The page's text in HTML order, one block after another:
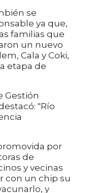
se
ya que,
familias que
un nuevo
Cala y Coki,
etapa de
Gestión
"Río
por
de
y vecinas
con un chip su
y